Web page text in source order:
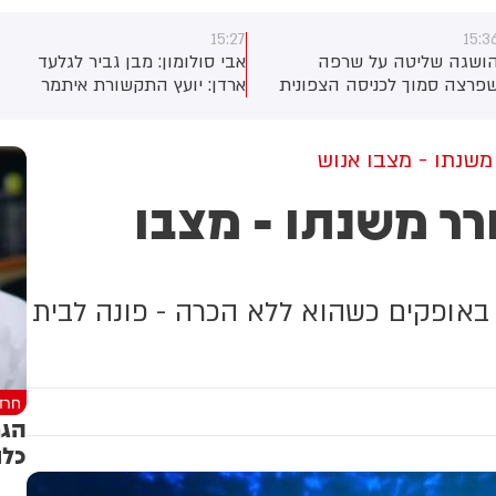
הושגה שליטה על שרפה
סמוך לכניסה הצפונית
באש מבנה חקלאי יביל. צוותי
הימצאותם של לכודים, פעלו
לתיחום השרפה ומניעת
הסופי
15:27
אבי סולומון: מבן גביר לגלעד
ארדן: יועץ התקשורת איתמר
- מצבו אנוש
משנתו - מצבו
באופקים כשהוא ללא הכרה - פונה לבית